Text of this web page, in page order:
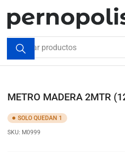
contenido
Buscar
productos
METRO MADERA 2MTR
SOLO QUEDAN 1
SKU: M0999